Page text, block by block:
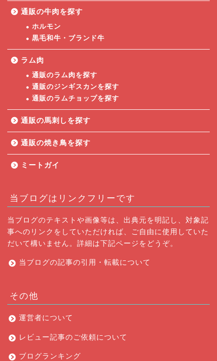
通販の牛肉を探す
ホルモン
黒毛和牛・ブランド牛
ラム肉
通販のラム肉を探す
通販のジンギスカンを探す
通販のラムチョップを探す
通販の馬刺しを探す
通販の焼き鳥を探す
ミートガイ
当ブログはリンクフリーです
当ブログのテキストや画像等は、出典元を明記し、対象記
事へのリンクをしていただければ、ご自由に使用していた
だいて構いません。詳細は下記ページをどうぞ。
当ブログの記事の引用・転載について
その他
運営者について
レビュー記事のご依頼について
ブログランキング